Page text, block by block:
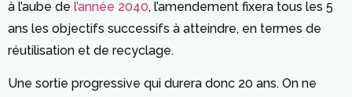
à l’aube de l’année 2040, l’amendement fixera tous les 5
ans les objectifs successifs à atteindre, en termes de
réutilisation et de recyclage.
Une sortie progressive qui durera donc 20 ans. On ne